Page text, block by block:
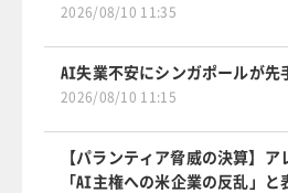
2026/08/10 11:35
AI失業不安にシンガポールが
2026/08/10 11:15
【パランティア脅威の決算】ア
「AI主権への米企業の反乱」と